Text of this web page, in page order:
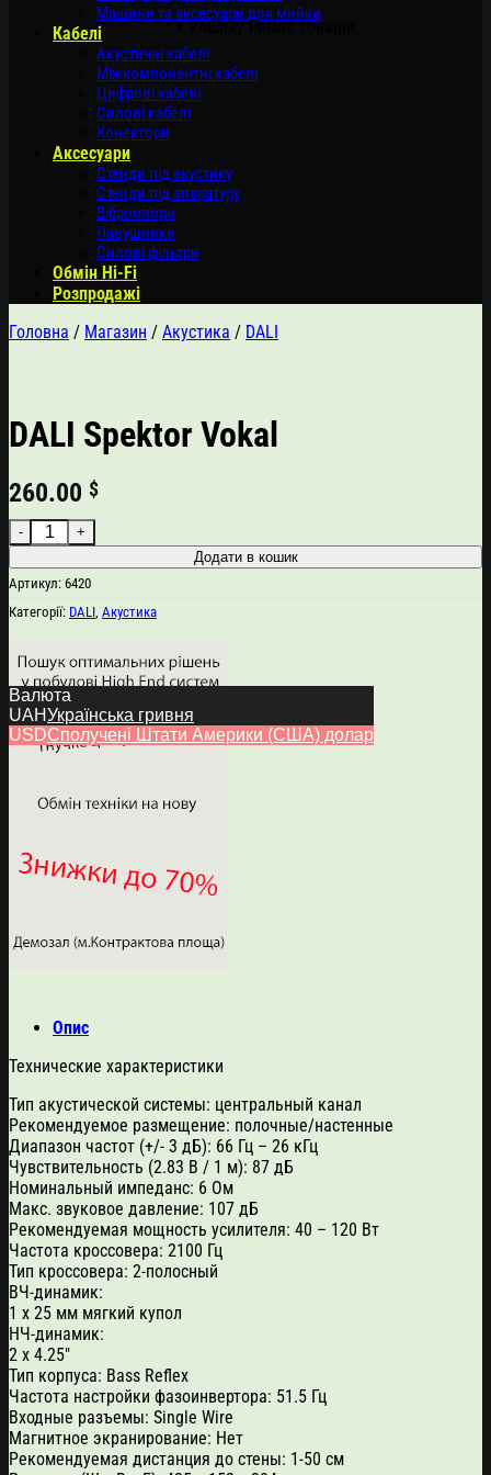
У кошику немає товарів.
Машини та аксесуари для мийки
Кабелі
Акустичні кабелі
Міжкомпонентні кабелі
Цифрові кабелі
Силові кабелі
Конектори
Аксесуари
Стенди під акустику
Стенди під апаратуру
Віброопори
Навушники
Силові фільтри
Обмін Hi-Fi
Розпродажі
Головна / Магазин / Акустика / DALI
DALI Spektor Vokal
260.00 $
DALI Spektor Vokal кількість
Додати в кошик
Артикул: 6420
Категорії: DALI Акустика
Опис
Технические характеристики
Тип акустической системы: центральный канал
Рекомендуемое размещение: полочные/настенные
Диапазон частот (+/- 3 дБ): 66 Гц – 26 кГц
Чувствительность (2.83 В / 1 м): 87 дБ
Номинальный импеданс: 6 Ом
Макс. звуковое давление: 107 дБ
Рекомендуемая мощность усилителя: 40 – 120 Вт
Частота кроссовера: 2100 Гц
Тип кроссовера: 2-полосный
ВЧ-динамик:
1 х 25 мм мягкий купол
НЧ-динамик:
2 х 4.25″
Тип корпуса: Bass Reflex
Частота настройки фазоинвертора: 51.5 Гц
Входные разъемы: Single Wire
Магнитное экранирование: Нет
Рекомендуемая дистанция до стены: 1-50 см
Валюта
UAHУкраїнська гривня
USDСполучені Штати Америки (США) долар